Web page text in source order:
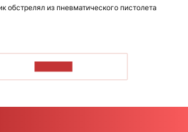
обстрелял из пневматического пистолета